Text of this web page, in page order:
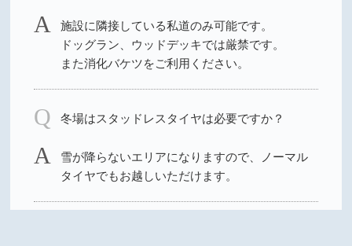
施設に隣接している私道のみ可能です。
ドッグラン、ウッドデッキでは厳禁です。
また消化バケツをご利用ください。
冬場はスタッドレスタイヤは必要ですか？
雪が降らないエリアになりますので、ノーマル
タイヤでもお越しいただけます。